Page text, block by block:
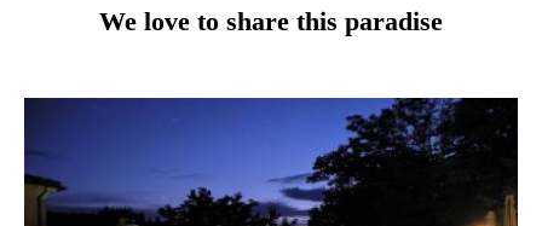
We love to share this paradise